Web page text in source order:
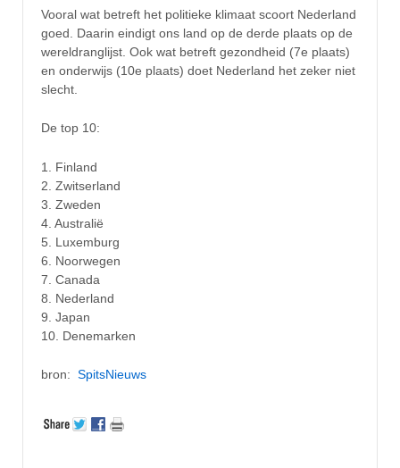
Vooral wat betreft het politieke klimaat scoort Nederland
goed. Daarin eindigt ons land op de derde plaats op de
wereldranglijst. Ook wat betreft gezondheid (7e plaats)
en onderwijs (10e plaats) doet Nederland het zeker niet
slecht.
De top 10:
1. Finland
2. Zwitserland
3. Zweden
4. Australië
5. Luxemburg
6. Noorwegen
7. Canada
8. Nederland
9. Japan
10. Denemarken
bron: SpitsNieuws